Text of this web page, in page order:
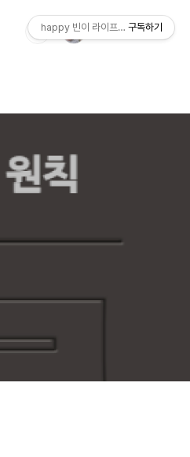
happy 빈이 라이프스토리구독하기